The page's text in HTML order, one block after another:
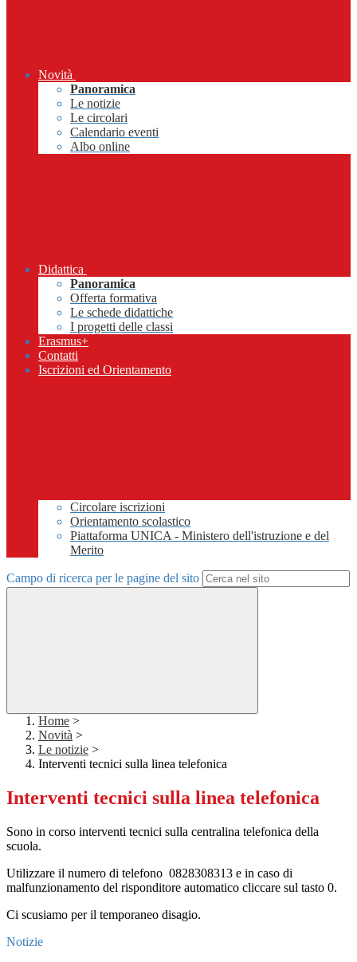
Novità
Panoramica
Le notizie
Le circolari
Calendario eventi
Albo online
Didattica
Panoramica
Offerta formativa
Le schede didattiche
I progetti delle classi
Erasmus+
Contatti
Iscrizioni ed Orientamento
Circolare iscrizioni
Orientamento scolastico
Piattaforma UNICA - Ministero dell'istruzione e del
Merito
Campo di ricerca per le pagine del sito
Home >
Novità >
Le notizie >
Interventi tecnici sulla linea telefonica
Interventi tecnici sulla linea telefonica
Sono in corso interventi tecnici sulla centralina telefonica della
scuola.
Utilizzare il numero di telefono 0828308313 e in caso di
malfunzionamento del risponditore automatico cliccare sul tasto 0.
Ci scusiamo per il temporaneo disagio.
Notizie